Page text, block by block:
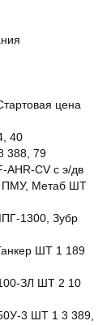
цена
40
388, 79
AHR-CV с э/дв
ПМУ, Метаб ШТ
1300, Зубр
ШТ 1 189
ЗЛ ШТ 2 10
3 ШТ 1 3 389,